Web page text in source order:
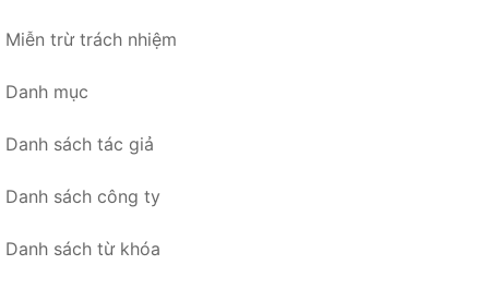
Miễn trừ trách nhiệm
Danh mục
Danh sách tác giả
Danh sách công ty
Danh sách từ khóa